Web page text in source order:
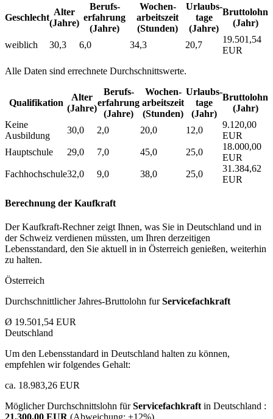
Geschlecht
Alter
(Jahre)
Berufs­
erfahrung
(Jahre)
Wochen­
arbeitszeit
(Stunden)
Urlaubs­
tage
(Jahre)
Bruttolohn
(Jahr)
weiblich 30,3 6,0 34,3 20,7
19.501,54
EUR
Alle Daten sind errechnete Durchschnittswerte.
Qualifikation
Alter
(Jahre)
Berufs­
erfahrung
(Jahre)
Wochen­
arbeitszeit
(Stunden)
Urlaubs­
tage
(Jahr)
Bruttolohn
(Jahr)
Keine
Ausbildung
30,0 2,0 20,0 12,0
9.120,00
EUR
Hauptschule
29,0 7,0 45,0 25,0
18.000,00
EUR
Fachhochschule32,0 9,0 38,0 25,0
31.384,62
EUR
Berechnung der Kaufkraft
Der Kaufkraft-Rechner zeigt Ihnen, was Sie in Deutschland und in
der Schweiz verdienen müssten, um Ihren derzeitigen
Lebensstandard, den Sie aktuell in in Österreich genießen, weiterhin
zu halten.
Österreich
Durchschnittlicher Jahres-Bruttolohn furServicefachkraft
Ø 19.501,54 EUR
Deutschland
Um den Lebensstandard in Deutschland halten zu können,
empfehlen wir folgendes Gehalt:
ca. 18.983,26 EUR
Möglicher Durchschnittslohn fürServicefachkraftin Deutschland :